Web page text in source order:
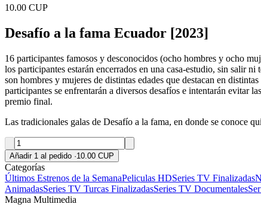
10.00 CUP
Desafío a la fama Ecuador [2023]
16 participantes famosos y desconocidos (ocho hombres y ocho
los participantes estarán encerrados en una casa-estudio, sin salir
son hombres y mujeres de distintas edades que destacan en
participantes se enfrentarán a diversos desafíos e intentarán evitar
premio final.
Las tradicionales galas de Desafío a la fama, en donde se conoce
Añadir 1 al pedido ·10.00 CUP
Categorías
Últimos Estrenos de la SemanaPeliculas HDSeries TV Finalizadas
AnimadasSeries TV Turcas FinalizadasSeries TV Documentales
Magna Multimedia